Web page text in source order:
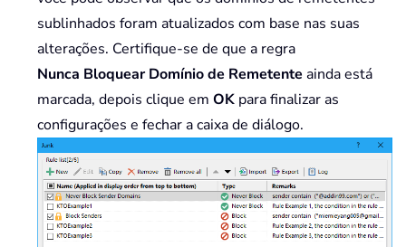
sublinhados foram atualizados com base nas suas
alterações. Certifique-se de que a regra
Nunca Bloquear Domínio de Remetente ainda está
marcada, depois clique em OK para finalizar as
configurações e fechar a caixa de diálogo.